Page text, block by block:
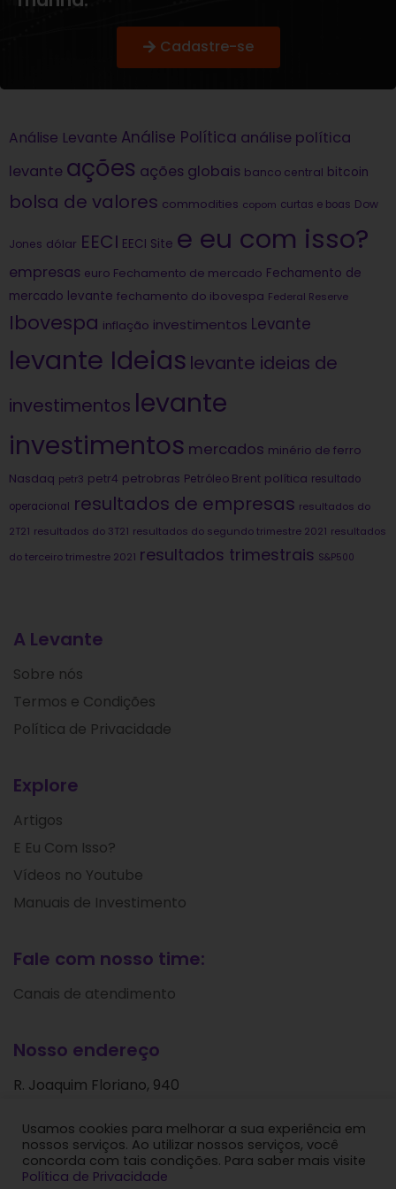
Cadastre-se
Análise Levante Análise Política análise política
levante ações ações globais banco central bitcoin
bolsa de valores commodities copom curtas e boas Dow
Jones dólar EECI EECI Site e eu com isso?
empresas euro Fechamento de mercado Fechamento de
mercado levante fechamento do ibovespa Federal Reserve
Ibovespa inflação investimentos Levante
levante Ideias levante ideias de
investimentos levante
investimentos mercados minério de ferro
Nasdaq petr3 petr4 petrobras Petróleo Brent política resultado
operacional resultados de empresas resultados do
2T21 resultados do 3T21 resultados do segundo trimestre 2021 resultados
do terceiro trimestre 2021 resultados trimestrais S&P500
A Levante
Sobre nós
Termos e Condições
Política de Privacidade
Explore
Artigos
E Eu Com Isso?
Vídeos no Youtube
Manuais de Investimento
Fale com nosso time:
Canais de atendimento
Nosso endereço
R. Joaquim Floriano, 940
São Paulo - SP
CEP: 04534-004
Usamos cookies para melhorar a sua experiência em
nossos serviços. Ao utilizar nossos serviços, você
concorda com tais condições. Para saber mais visite
Política de Privacidade